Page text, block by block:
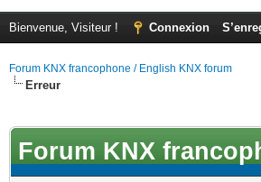
Bienvenue, Visiteur ! Connexion
Forum KNX francophone / English KNX forum
Erreur
Forum KNX